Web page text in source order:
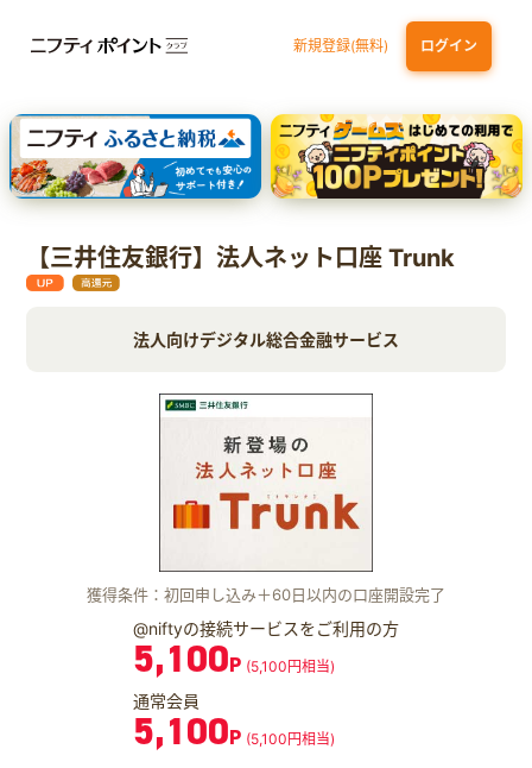
新規登録(無料) ログイン
三井住友カード ゴールド（NL）（家族カード発行） dカード GOLD
【実質初月無料】DMM | Disney+(ディズニープラス) セットプラン
SBI証券 確定拠出年金（iDeCo）
【三井住友銀行】法人ネット口座 Trunk
法人向けデジタル総合金融サービス
獲得条件：初回申し込み＋60日以内の口座開設完了
@niftyの接続サービスをご利用の方
5,100P (5,100円相当)
通常会員
5,100P (5,100円相当)